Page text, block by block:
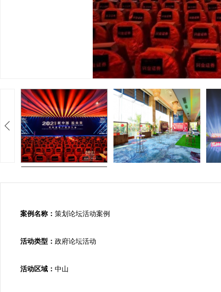
案例名称： 策划论坛活动案例
活动类型： 政府论坛活动
活动区域： 中山